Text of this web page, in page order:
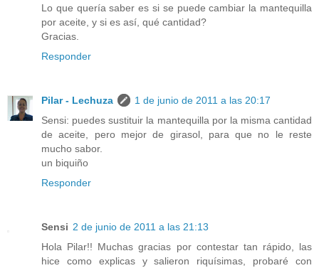
Lo que quería saber es si se puede cambiar la mantequilla
por aceite, y si es así, qué cantidad?
Gracias.
Responder
Pilar - Lechuza
1 de junio de 2011 a las 20:17
Sensi: puedes sustituir la mantequilla por la misma cantidad
de aceite, pero mejor de girasol, para que no le reste
mucho sabor.
un biquiño
Responder
Sensi 2 de junio de 2011 a las 21:13
Hola Pilar!! Muchas gracias por contestar tan rápido, las
hice como explicas y salieron riquísimas, probaré con